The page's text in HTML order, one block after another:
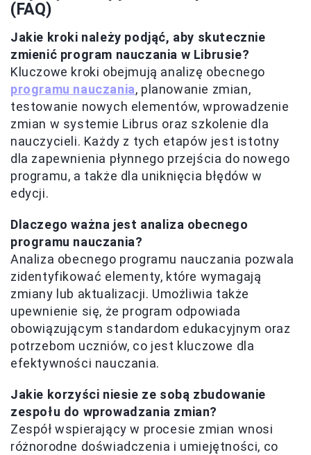
(FAQ)
Jakie kroki należy podjąć, aby skutecznie
zmienić program nauczania w Librusie?
Kluczowe kroki obejmują analizę obecnego
programu nauczania, planowanie zmian,
testowanie nowych elementów, wprowadzenie
zmian w systemie Librus oraz szkolenie dla
nauczycieli. Każdy z tych etapów jest istotny
dla zapewnienia płynnego przejścia do nowego
programu, a także dla uniknięcia błędów w
edycji.
Dlaczego ważna jest analiza obecnego
programu nauczania?
Analiza obecnego programu nauczania pozwala
zidentyfikować elementy, które wymagają
zmiany lub aktualizacji. Umożliwia także
upewnienie się, że program odpowiada
obowiązującym standardom edukacyjnym oraz
potrzebom uczniów, co jest kluczowe dla
efektywności nauczania.
Jakie korzyści niesie ze sobą zbudowanie
zespołu do wprowadzania zmian?
Zespół wspierający w procesie zmian wnosi
różnorodne doświadczenia i umiejętności, co